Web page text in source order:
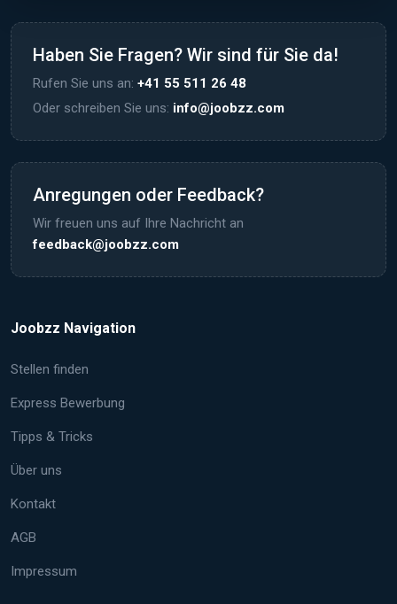
Haben Sie Fragen? Wir sind für Sie da!
Rufen Sie uns an: +41 55 511 26 48
Oder schreiben Sie uns: info@joobzz.com
Anregungen oder Feedback?
Wir freuen uns auf Ihre Nachricht an
feedback@joobzz.com
Joobzz Navigation
Stellen finden
Express Bewerbung
Tipps & Tricks
Über uns
Kontakt
AGB
Impressum